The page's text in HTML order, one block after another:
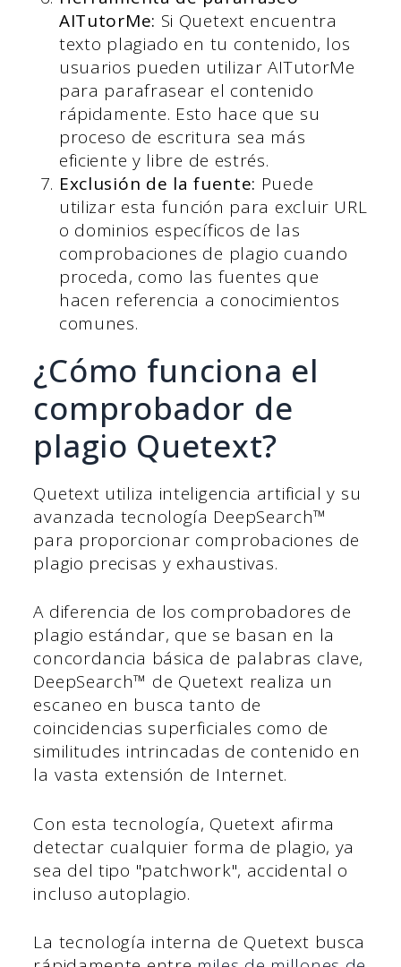
AITutorMe: Si Quetext encuentra
texto plagiado en tu contenido, los
usuarios pueden utilizar AITutorMe
para parafrasear el contenido
rápidamente. Esto hace que su
proceso de escritura sea más
eficiente y libre de estrés.
Exclusión de la fuente: Puede
utilizar esta función para excluir URL
o dominios específicos de las
comprobaciones de plagio cuando
proceda, como las fuentes que
hacen referencia a conocimientos
comunes.
¿Cómo funciona el
comprobador de
plagio Quetext?
Quetext utiliza inteligencia artificial y su
avanzada tecnología DeepSearch™
para proporcionar comprobaciones de
plagio precisas y exhaustivas.
A diferencia de los comprobadores de
plagio estándar, que se basan en la
concordancia básica de palabras clave,
DeepSearch™ de Quetext realiza un
escaneo en busca tanto de
coincidencias superficiales como de
similitudes intrincadas de contenido en
la vasta extensión de Internet.
Con esta tecnología, Quetext afirma
detectar cualquier forma de plagio, ya
sea del tipo "patchwork", accidental o
incluso autoplagio.
La tecnología interna de Quetext busca